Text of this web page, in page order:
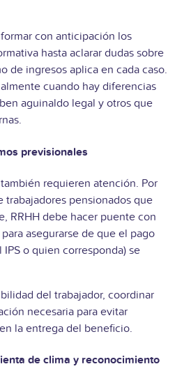
con anticipación los
hasta aclarar dudas sobre
de ingresos aplica en cada caso.
cuando hay diferencias
aguinaldo legal y otros que
previsionales
requieren atención. Por
trabajadores pensionados que
RRHH debe hacer puente con
asegurarse de que el pago
o quien corresponda) se
del trabajador, coordinar
necesaria para evitar
la entrega del beneficio.
de clima y reconocimiento